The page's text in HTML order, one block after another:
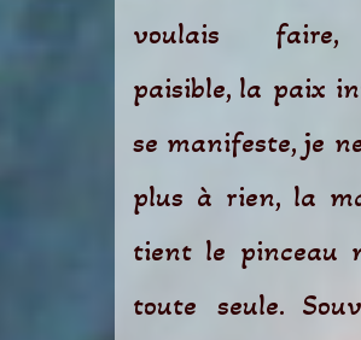
voulais faire,
paisible, la paix
se manifeste, je
plus à rien, la
tient le pinceau
toute seule.